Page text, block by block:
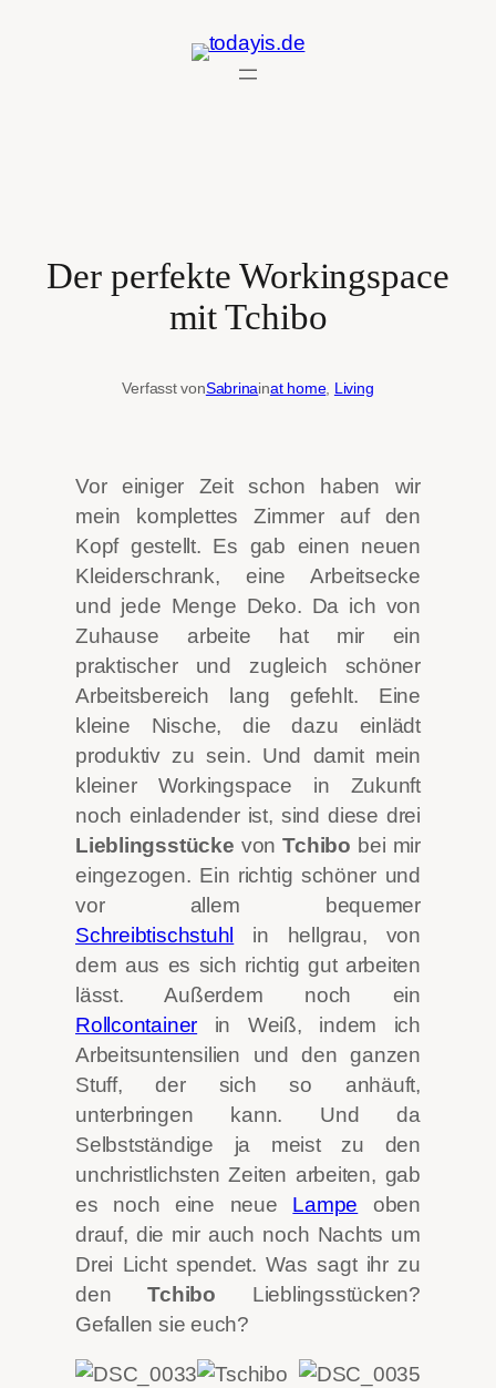
Der perfekte Workingspace
mit Tchibo
Verfasst vonSabrinainat home, Living
Vor einiger Zeit schon haben wir
mein komplettes Zimmer auf den
Kopf gestellt. Es gab einen neuen
Kleiderschrank, eine Arbeitsecke
und jede Menge Deko. Da ich von
Zuhause arbeite hat mir ein
praktischerund zugleich schöner
Arbeitsbereich lang gefehlt. Eine
kleine Nische, die dazu einlädt
produktiv zu sein. Und damit mein
kleiner Workingspace in Zukunft
noch einladender ist, sind diese drei
Lieblingsstücke vonTchibo bei mir
eingezogen. Ein richtig schöner und
vor allem bequemer
Schreibtischstuhl
in hellgrau, von
dem aus es sich richtig gut arbeiten
lässt. Außerdem noch ein
Rollcontainer in Weiß, indem ich
Arbeitsuntensilien und den ganzen
Stuff, der sich so anhäuft,
unterbringen kann. Und da
Selbstständige ja meist zu den
unchristlichsten Zeiten arbeiten, gab
es noch eine neue Lampe oben
drauf, die mir auch noch Nachts um
Drei Licht spendet. Was sagt ihr zu
denTchibo Lieblingsstücken?
Gefallen sie euch?